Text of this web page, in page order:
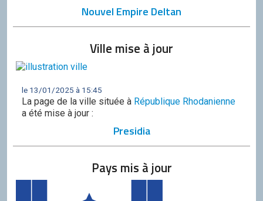
Nouvel Empire Deltan
Ville mise à jour
le 13/01/2025 à 15:45
La page de la ville située à République Rhodanienne
a été mise à jour :
Presidia
Pays mis à jour